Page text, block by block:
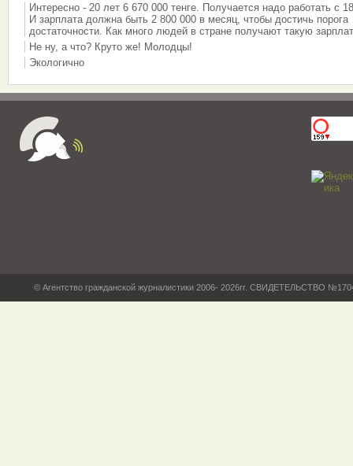
Интересно - 20 лет 6 670 000 тенге. Получается надо работать с
И зарплата должна быть 2 800 000 в месяц, чтобы достичь порога
достаточности. Как много людей в стране получают такую
Не ну, а что? Круто же! Молодцы!
Экологично
© Агентство гражданской журналистики 2006- 2026гг. СВИДЕТЕЛЬСТВО